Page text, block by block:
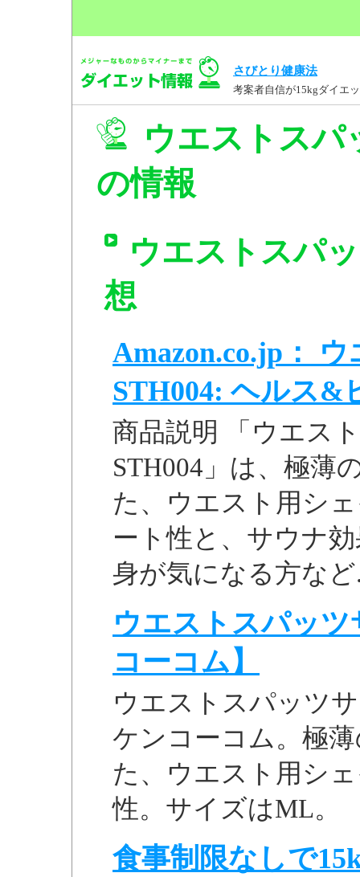
さびとり健康法
考案者自信が15kgダイエ
ウエストスパ
の情報
ウエストスパ
想
Amazon.co.jp：
STH004: ヘルス&
商品説明 「ウエス
STH004」は、極薄
た、ウエスト用シ
ート性と、サウナ
身が気になる方など
ウエストスパッ
コーコム】
ウエストスパッツ
ケンコーコム。極
た、ウエスト用シ
性。サイズはML。
食事制限なしで